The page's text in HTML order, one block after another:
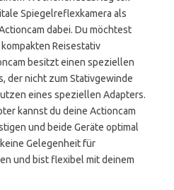
Spiegelreflexkamera als
dabei. Du möchtest
Reisestativ
besitzt einen speziellen
der nicht zum Stativgewinde
eines speziellen Adapters.
kannst du deine Actioncam
und beide Geräte optimal
Gelegenheit für
und bist flexibel mit deinem